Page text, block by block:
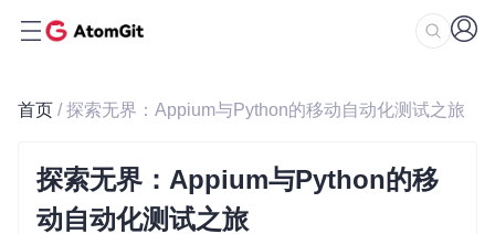
首页 / 探索无界：Appium与Python的移动自动化测试之旅
探索无界：Appium与Python的移
动自动化测试之旅